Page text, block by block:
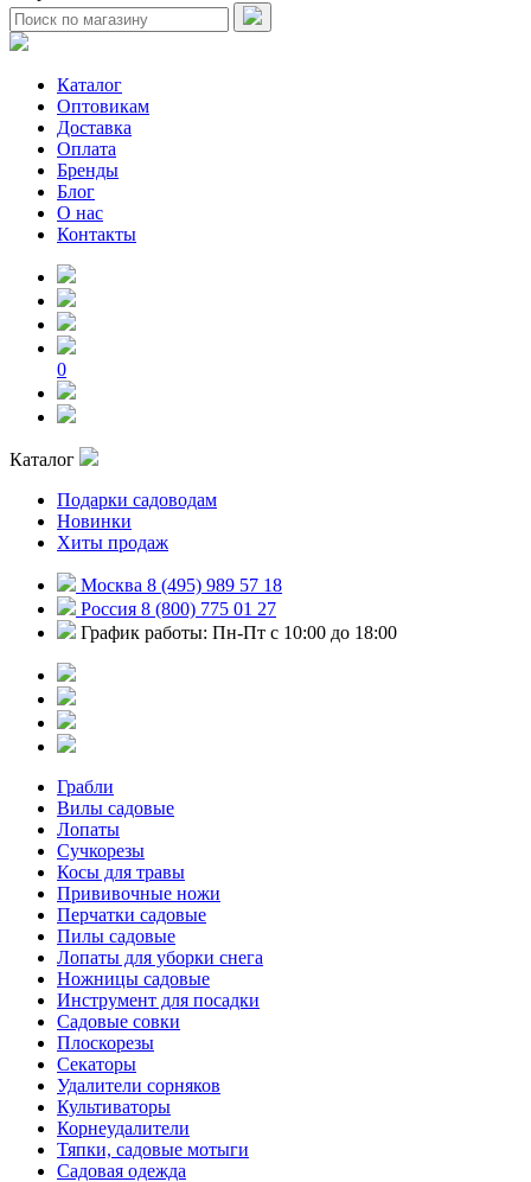
Каталог
Оптовикам
Доставка
Оплата
Бренды
Блог
О нас
Контакты
0
Каталог
Подарки садоводам
Новинки
Хиты продаж
Москва 8 (495) 989 57 18
Россия 8 (800) 775 01 27
График работы: Пн-Пт с 10:00 до 18:00
Грабли
Вилы садовые
Лопаты
Сучкорезы
Косы для травы
Прививочные ножи
Перчатки садовые
Пилы садовые
Лопаты для уборки снега
Ножницы садовые
Инструмент для посадки
Садовые совки
Плоскорезы
Секаторы
Удалители сорняков
Культиваторы
Корнеудалители
Тяпки, садовые мотыги
Садовая одежда